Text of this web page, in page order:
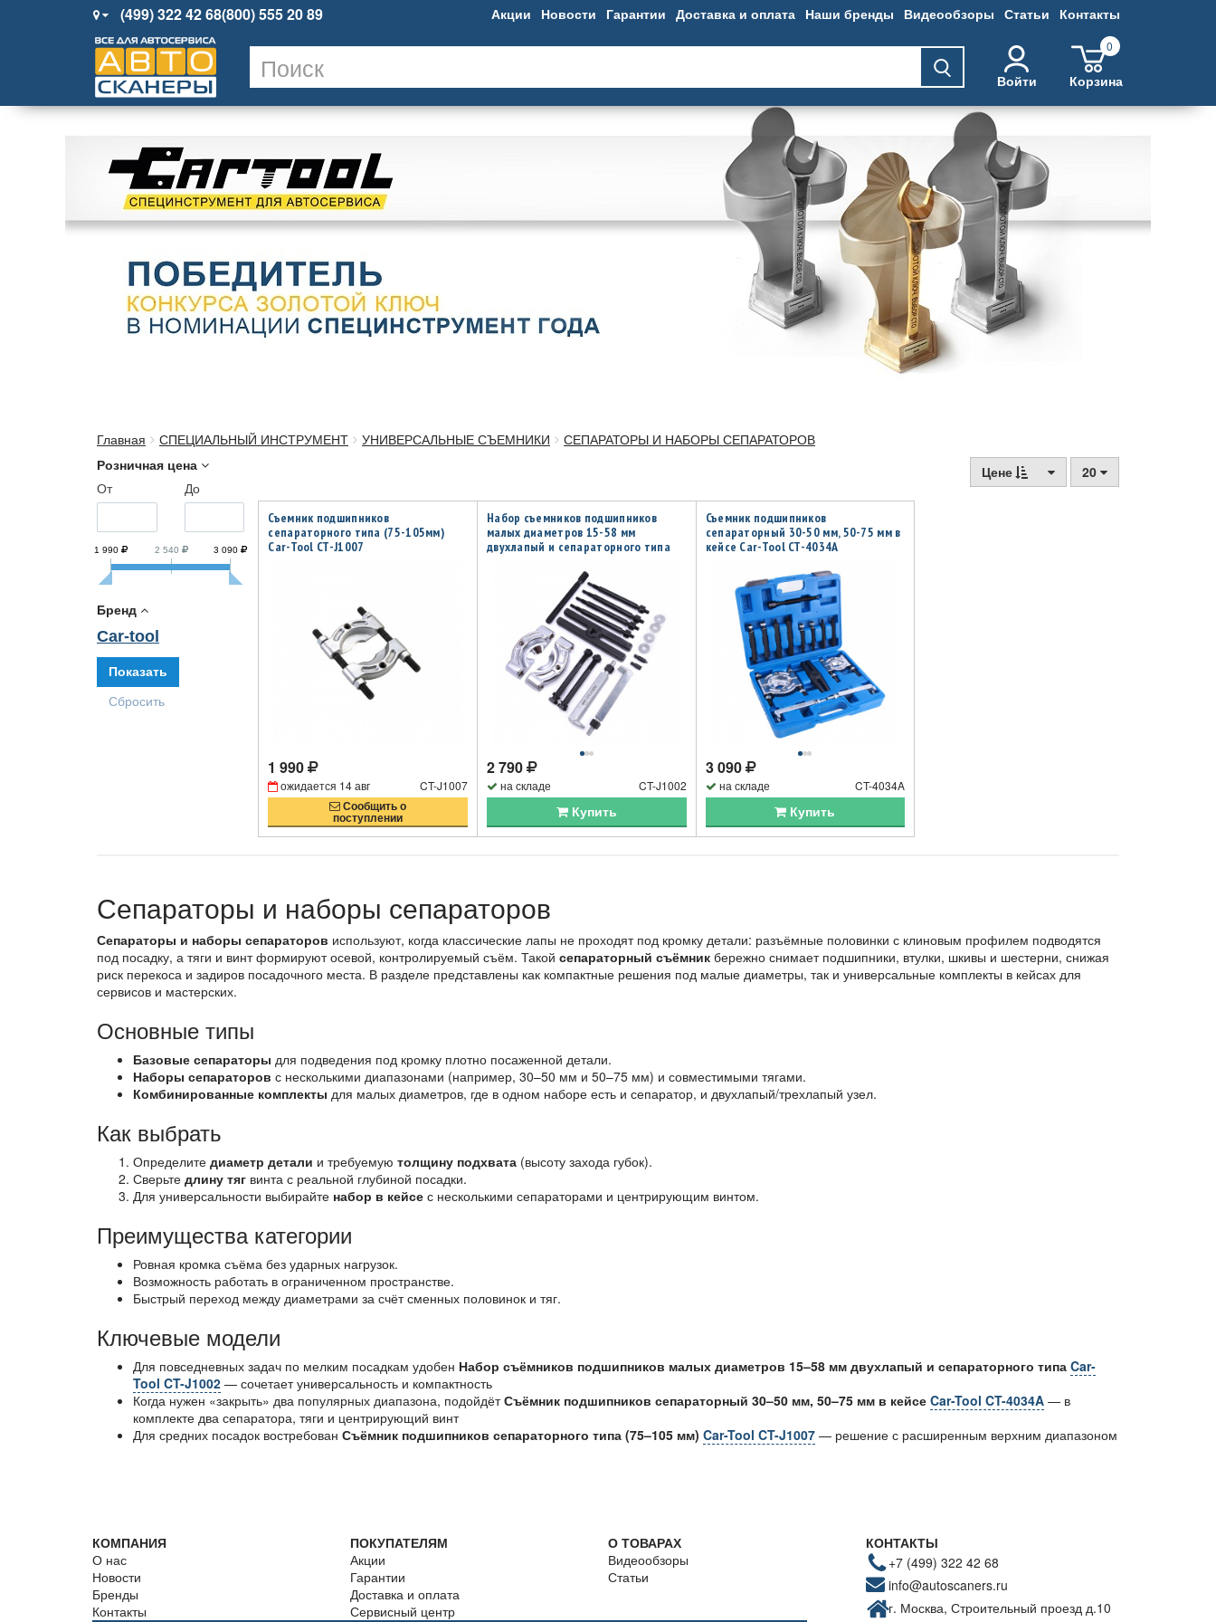
(499) 322 42 68(800) 555 20 89 Акции Новости Гарантии Доставка и оплата Наши бренды Видеообзоры Статьи Контакты
Войти
0
Корзина
Главная СПЕЦИАЛЬНЫЙ ИНСТРУМЕНТ УНИВЕРСАЛЬНЫЕ СЪЕМНИКИ СЕПАРАТОРЫ И НАБОРЫ СЕПАРАТОРОВ
Розничная цена
От
До
1 990 2 540 3 090
Бренд
Car-tool
Цене 20
Съемник подшипников
сепараторного типа (75-105мм)
Car-Tool CT-J1007
1 990
ожидается 14 авг CT-J1007
Сообщить о
поступлении
Набор съемников подшипников
малых диаметров 15-58 мм
двухлапый и сепараторного типа
2 790
на складе CT-J1002
Купить
Съемник подшипников
сепараторный 30-50 мм, 50-75 мм в
кейсе Car-Tool CT-4034A
3 090
на складе CT-4034A
Купить
Сепараторы и наборы сепараторов
Сепараторы и наборы сепараторов используют, когда классические лапы не проходят под кромку детали: разъёмные половинки с клиновым профилем подводятся
под посадку, а тяги и винт формируют осевой, контролируемый съём. Такой сепараторный съёмник бережно снимает подшипники, втулки, шкивы и шестерни, снижая
риск перекоса и задиров посадочного места. В разделе представлены как компактные решения под малые диаметры, так и универсальные комплекты в кейсах для
сервисов и мастерских.
Основные типы
Базовые сепараторы для подведения под кромку плотно посаженной детали.
Наборы сепараторов с несколькими диапазонами (например, 30–50 мм и 50–75 мм) и совместимыми тягами.
Комбинированные комплекты для малых диаметров, где в одном наборе есть и сепаратор, и двухлапый/трехлапый узел.
Как выбрать
Определите диаметр детали и требуемую толщину подхвата (высоту захода губок).
Сверьте длину тяг винта с реальной глубиной посадки.
Для универсальности выбирайте набор в кейсе с несколькими сепараторами и центрирующим винтом.
Преимущества категории
Ровная кромка съёма без ударных нагрузок.
Возможность работать в ограниченном пространстве.
Быстрый переход между диаметрами за счёт сменных половинок и тяг.
Ключевые модели
Для повседневных задач по мелким посадкам удобен Набор съёмников подшипников малых диаметров 15–58 мм двухлапый и сепараторного типа Car-
Tool CT-J1002 — сочетает универсальность и компактность
Когда нужен «закрыть» два популярных диапазона, подойдётСъёмник подшипников сепараторный 30–50 мм, 50–75 мм в кейсе Car-Tool CT-4034A — в
комплекте два сепаратора, тяги и центрирующий винт
Для средних посадок востребован Съёмник подшипников сепараторного типа (75–105 мм) Car-Tool CT-J1007 — решение с расширенным верхним диапазоном
КОМПАНИЯ
О нас
Новости
Бренды
Контакты
ПОКУПАТЕЛЯМ
Акции
Гарантии
Доставка и оплата
Сервисный центр
О ТОВАРАХ
Видеообзоры
Статьи
КОНТАКТЫ
+7 (499) 322 42 68
info@autoscaners.ru
г. Москва, Строительный проезд д.10